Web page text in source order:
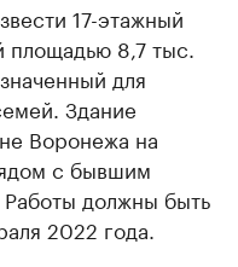
17-этажный
площадью 8,7 тыс.
для
Здание
Воронежа на
с бывшим
должны быть
2022 года.